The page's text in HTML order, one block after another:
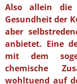
Also allein
Gesundheit der
aber
anbietet. Eine
mit dem
chemische
wohltuend auf